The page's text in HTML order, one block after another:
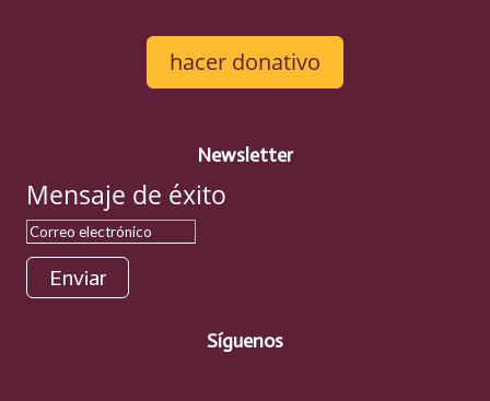
hacer donativo
Newsletter
Mensaje de éxito
Enviar
Síguenos